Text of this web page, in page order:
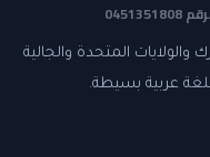
والولايات المتحدة والجالية
عربية بسيطة.